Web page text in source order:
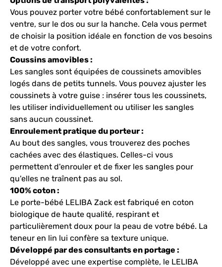
Vous pouvez porter votre bébé confortablement sur le
ventre, sur le dos ou sur la hanche. Cela vous permet
de choisir la position idéale en fonction de vos besoins
et de votre confort.
Coussins amovibles :
Les sangles sont équipées de coussinets amovibles
logés dans de petits tunnels. Vous pouvez ajuster les
coussinets à votre guise : insérer tous les coussinets,
les utiliser individuellement ou utiliser les sangles
sans aucun coussinet.
Enroulement pratique du porteur :
Au bout des sangles, vous trouverez des poches
cachées avec des élastiques. Celles-ci vous
permettent d'enrouler et de fixer les sangles pour
qu'elles ne traînent pas au sol.
100% coton :
Le porte-bébé LELIBA Zack est fabriqué en coton
biologique de haute qualité, respirant et
particulièrement doux pour la peau de votre bébé. La
teneur en lin lui confère sa texture unique.
Développé par des consultants en portage :
Développé avec une expertise complète, le LELIBA